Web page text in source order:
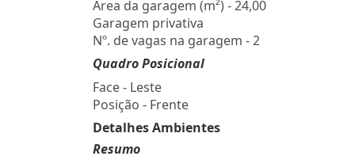
Área da garagem (m²) - 24,00
Garagem privativa
Nº. de vagas na garagem - 2
Quadro Posicional
Face - Leste
Posição - Frente
Detalhes Ambientes
Resumo